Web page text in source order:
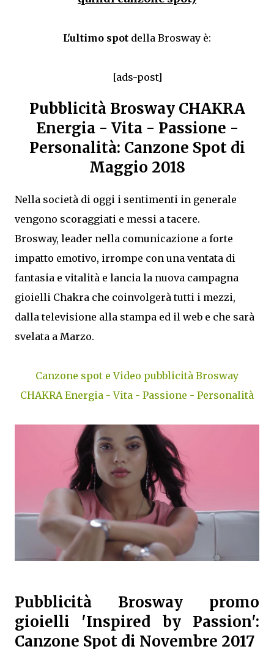
L'ultimo spot della Brosway è:
[ads-post]
Pubblicità Brosway CHAKRA
Energia - Vita - Passione -
Personalità: Canzone Spot di
Maggio 2018
Nella società di oggi i sentimenti in generale
vengono scoraggiati e messi a tacere.
Brosway, leader nella comunicazione a forte
impatto emotivo, irrompe con una ventata di
fantasia e vitalità e lancia la nuova campagna
gioielli Chakra che coinvolgerà tutti i mezzi,
dalla televisione alla stampa ed il web e che sarà
svelata a Marzo.
Canzone spot e Video pubblicità Brosway
CHAKRA Energia - Vita - Passione - Personalità
Pubblicità Brosway promo
gioielli 'Inspired by Passion':
Canzone Spot di Novembre 2017